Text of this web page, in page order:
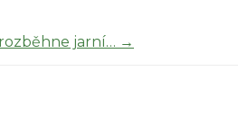
jarní… →